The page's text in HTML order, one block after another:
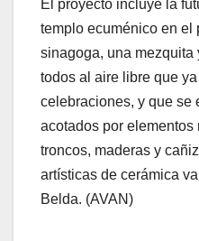
El proyecto incluye la
templo ecuménico en el
sinagoga, una mezquita
todos al aire libre que
celebraciones, y que
acotados por elementos
troncos, maderas y
artísticas de cerámica
Belda. (AVAN)